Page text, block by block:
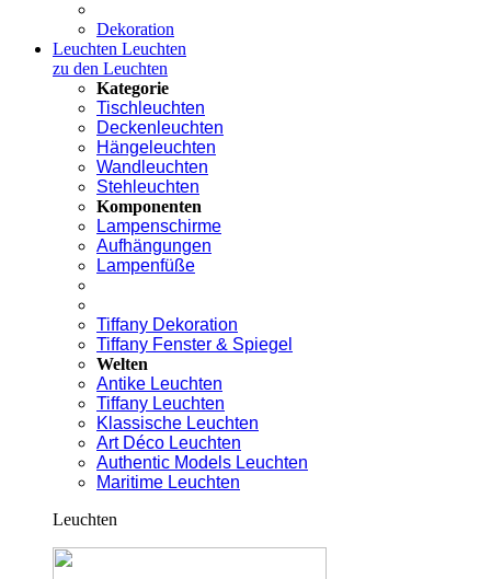
Dekoration
Leuchten Leuchten
zu den Leuchten
Kategorie
Tischleuchten
Deckenleuchten
Hängeleuchten
Wandleuchten
Stehleuchten
Komponenten
Lampenschirme
Aufhängungen
Lampenfüße
Tiffany Dekoration
Tiffany Fenster & Spiegel
Welten
Antike Leuchten
Tiffany Leuchten
Klassische Leuchten
Art Déco Leuchten
Authentic Models Leuchten
Maritime Leuchten
Leuchten